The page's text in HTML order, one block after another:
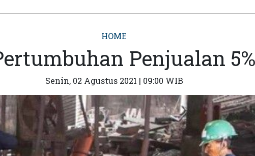
HOME
Penjualan
Senin, 02 Agustus 2021 | 09:00 WIB